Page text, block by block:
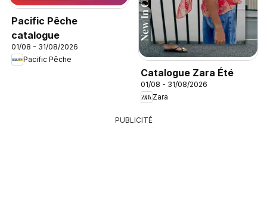
Pacific Pêche
catalogue
01/08 - 31/08/2026
Pacific Pêche
Catalogue Zara Été
01/08 - 31/08/2026
Zara
PUBLICITÉ